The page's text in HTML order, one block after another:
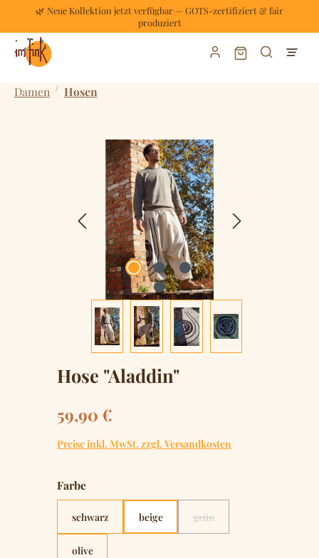
Zum Hauptinhalt springen
🌿 Neue Kollektion jetzt verfügbar — GOTS-zertifiziert & fair
produziert
Warenkorb
Damen / Hosen
Bildergalerie überspringen
Hose "Aladdin"
Regulärer Preis:
59,90 €
Preise inkl. MwSt. zzgl. Versandkosten
Farbeauswählen
schwarz beige grün
(Diese Option ist zurzeit
olive